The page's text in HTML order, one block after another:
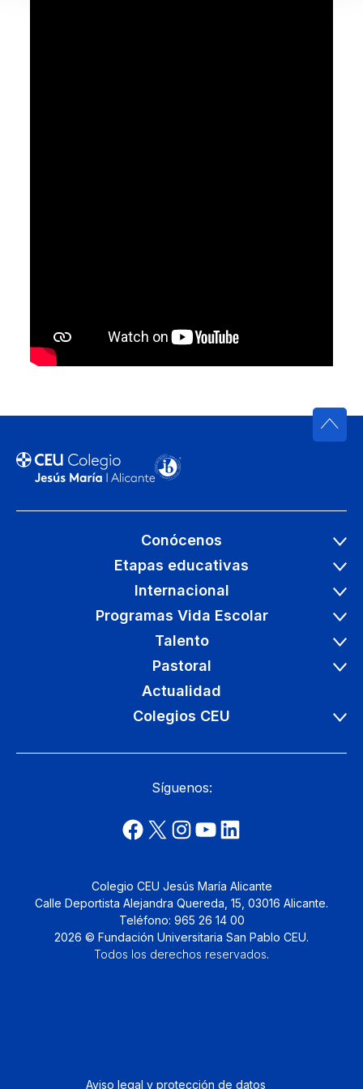
Conócenos
Etapas educativas
Internacional
Programas Vida Escolar
Talento
Pastoral
Actualidad
Colegios CEU
Síguenos:
Colegio CEU Jesús María Alicante
Calle Deportista Alejandra Quereda, 15, 03016 Alicante.
Teléfono: 965 26 14 00
2026 © Fundación Universitaria San Pablo CEU.
Todos los derechos reservados.
Aviso legal y protección de datos